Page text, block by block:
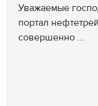
Уважаемые
портал
совершенно ...